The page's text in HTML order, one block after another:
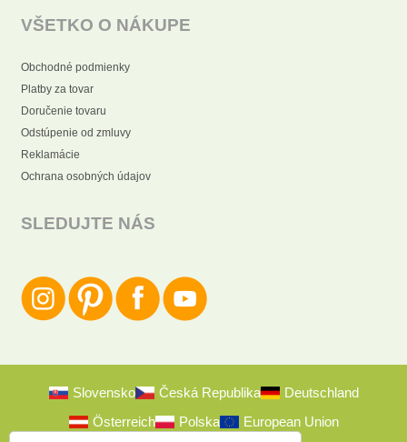
VŠETKO O NÁKUPE
Obchodné podmienky
Platby za tovar
Doručenie tovaru
Odstúpenie od zmluvy
Reklamácie
Ochrana osobných údajov
SLEDUJTE NÁS
Slovensko Česká Republika
Deutschland
Österreich
Polska European Union